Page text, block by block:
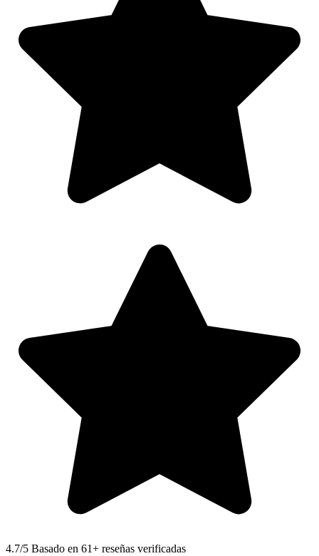
4.7/5 Basado en 61+ reseñas verificadas